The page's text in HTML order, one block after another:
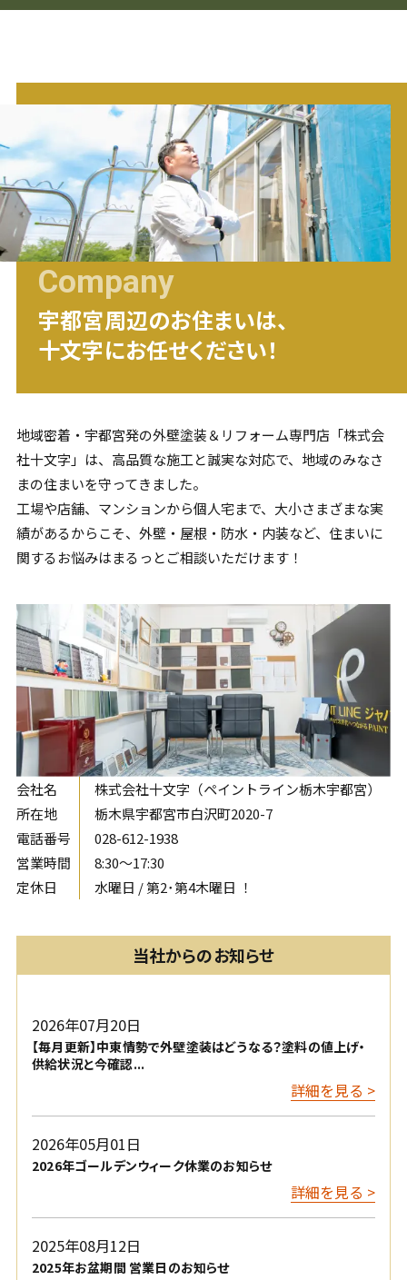
Company
宇都宮周辺のお住まいは、
十文字にお任せください！
地域密着・ 宇都宮発の外壁塗装＆リフォーム専門店「株式会
社十文字」は、高品質な施工と誠実な対応で、地域のみなさ
まの住まいを守ってきました。
工場や店舗、マンションから個人宅まで、大小さまざまな実
績があるからこそ、外壁・屋根・防水・内装など、住まいに
関するお悩みはまるっとご相談いただけます！
会社名
株式会社十文字（ペイントライン栃木宇都宮）
所在地
栃木県宇都宮市白沢町2020-7
電話番号
028-612-1938
営業時間
8:30〜17:30
定休日
水曜日 / 第2･第4木曜日 ！
当社からのお知らせ
2026年07月20日
【毎月更新】中東情勢で外壁塗装はどうなる？塗料の値上げ・
供給状況と今確認...
詳細を見る >
2026年05月01日
2026年ゴールデンウィーク休業のお知らせ
詳細を見る >
2025年08月12日
2025年お盆期間 営業日のお知らせ